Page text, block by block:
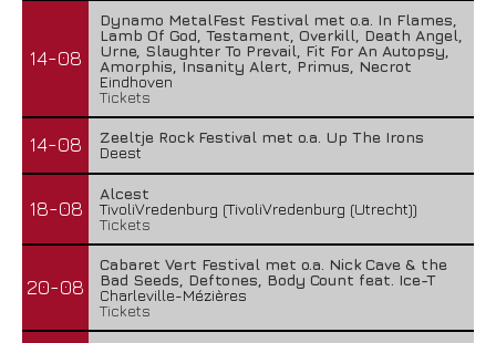
14-08
Dynamo MetalFest Festival met o.a. In Flames,
Lamb Of God, Testament, Overkill, Death Angel,
Urne, Slaughter To Prevail, Fit For An Autopsy,
Amorphis, Insanity Alert, Primus, Necrot
Eindhoven
Tickets
14-08
Zeeltje Rock Festival met o.a. Up The Irons
Deest
18-08
Alcest
TivoliVredenburg (TivoliVredenburg (Utrecht))
Tickets
20-08
Cabaret Vert Festival met o.a. Nick Cave & the
Bad Seeds, Deftones, Body Count feat. Ice-T
Charleville-Mézières
Tickets